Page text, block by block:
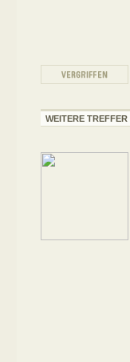
WEITERE